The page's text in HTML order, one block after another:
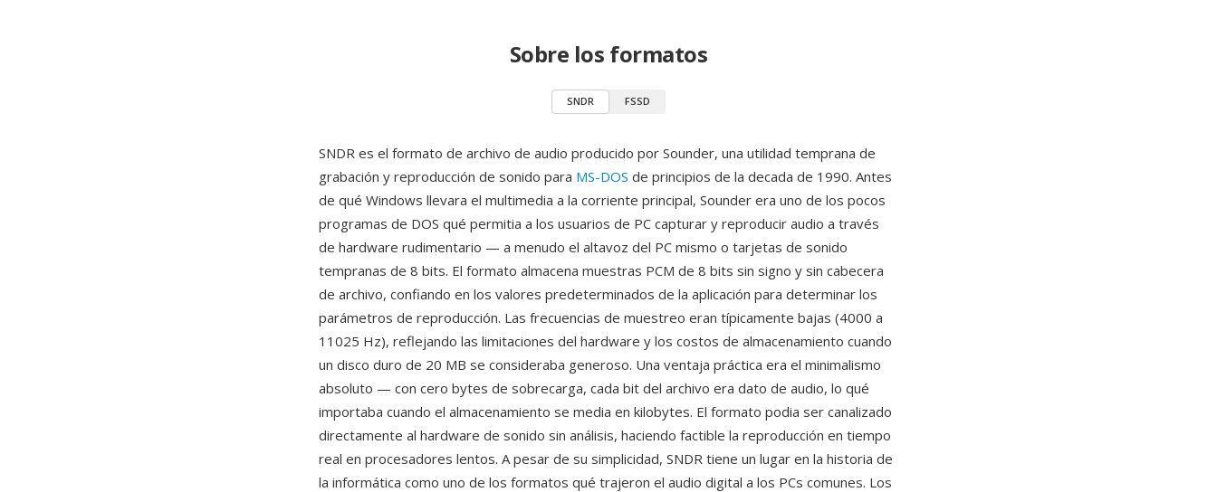
Sobre los formatos
SNDR FSSD
SNDR es el formato de archivo de audio producido por Sounder, una utilidad temprana de
grabación y reproducción de sonido para MS-DOS de principios de la decada de 1990. Antes
de qué Windows llevara el multimedia a la corriente principal, Sounder era uno de los pocos
programas de DOS qué permitia a los usuarios de PC capturar y reproducir audio a través
de hardware rudimentario — a menudo el altavoz del PC mismo o tarjetas de sonido
tempranas de 8 bits. El formato almacena muestras PCM de 8 bits sin signo y sin cabecera
de archivo, confiando en los valores predeterminados de la aplicación para determinar los
parámetros de reproducción. Las frecuencias de muestreo eran típicamente bajas (4000 a
11025 Hz), reflejando las limitaciones del hardware y los costos de almacenamiento cuando
un disco duro de 20 MB se consideraba generoso. Una ventaja práctica era el minimalismo
absoluto — con cero bytes de sobrecarga, cada bit del archivo era dato de audio, lo qué
importaba cuando el almacenamiento se media en kilobytes. El formato podia ser canalizado
directamente al hardware de sonido sin análisis, haciendo factible la reproducción en tiempo
real en procesadores lentos. A pesar de su simplicidad, SNDR tiene un lugar en la historia de
la informática como uno de los formatos qué trajeron el audio digital a los PCs comunes. Los